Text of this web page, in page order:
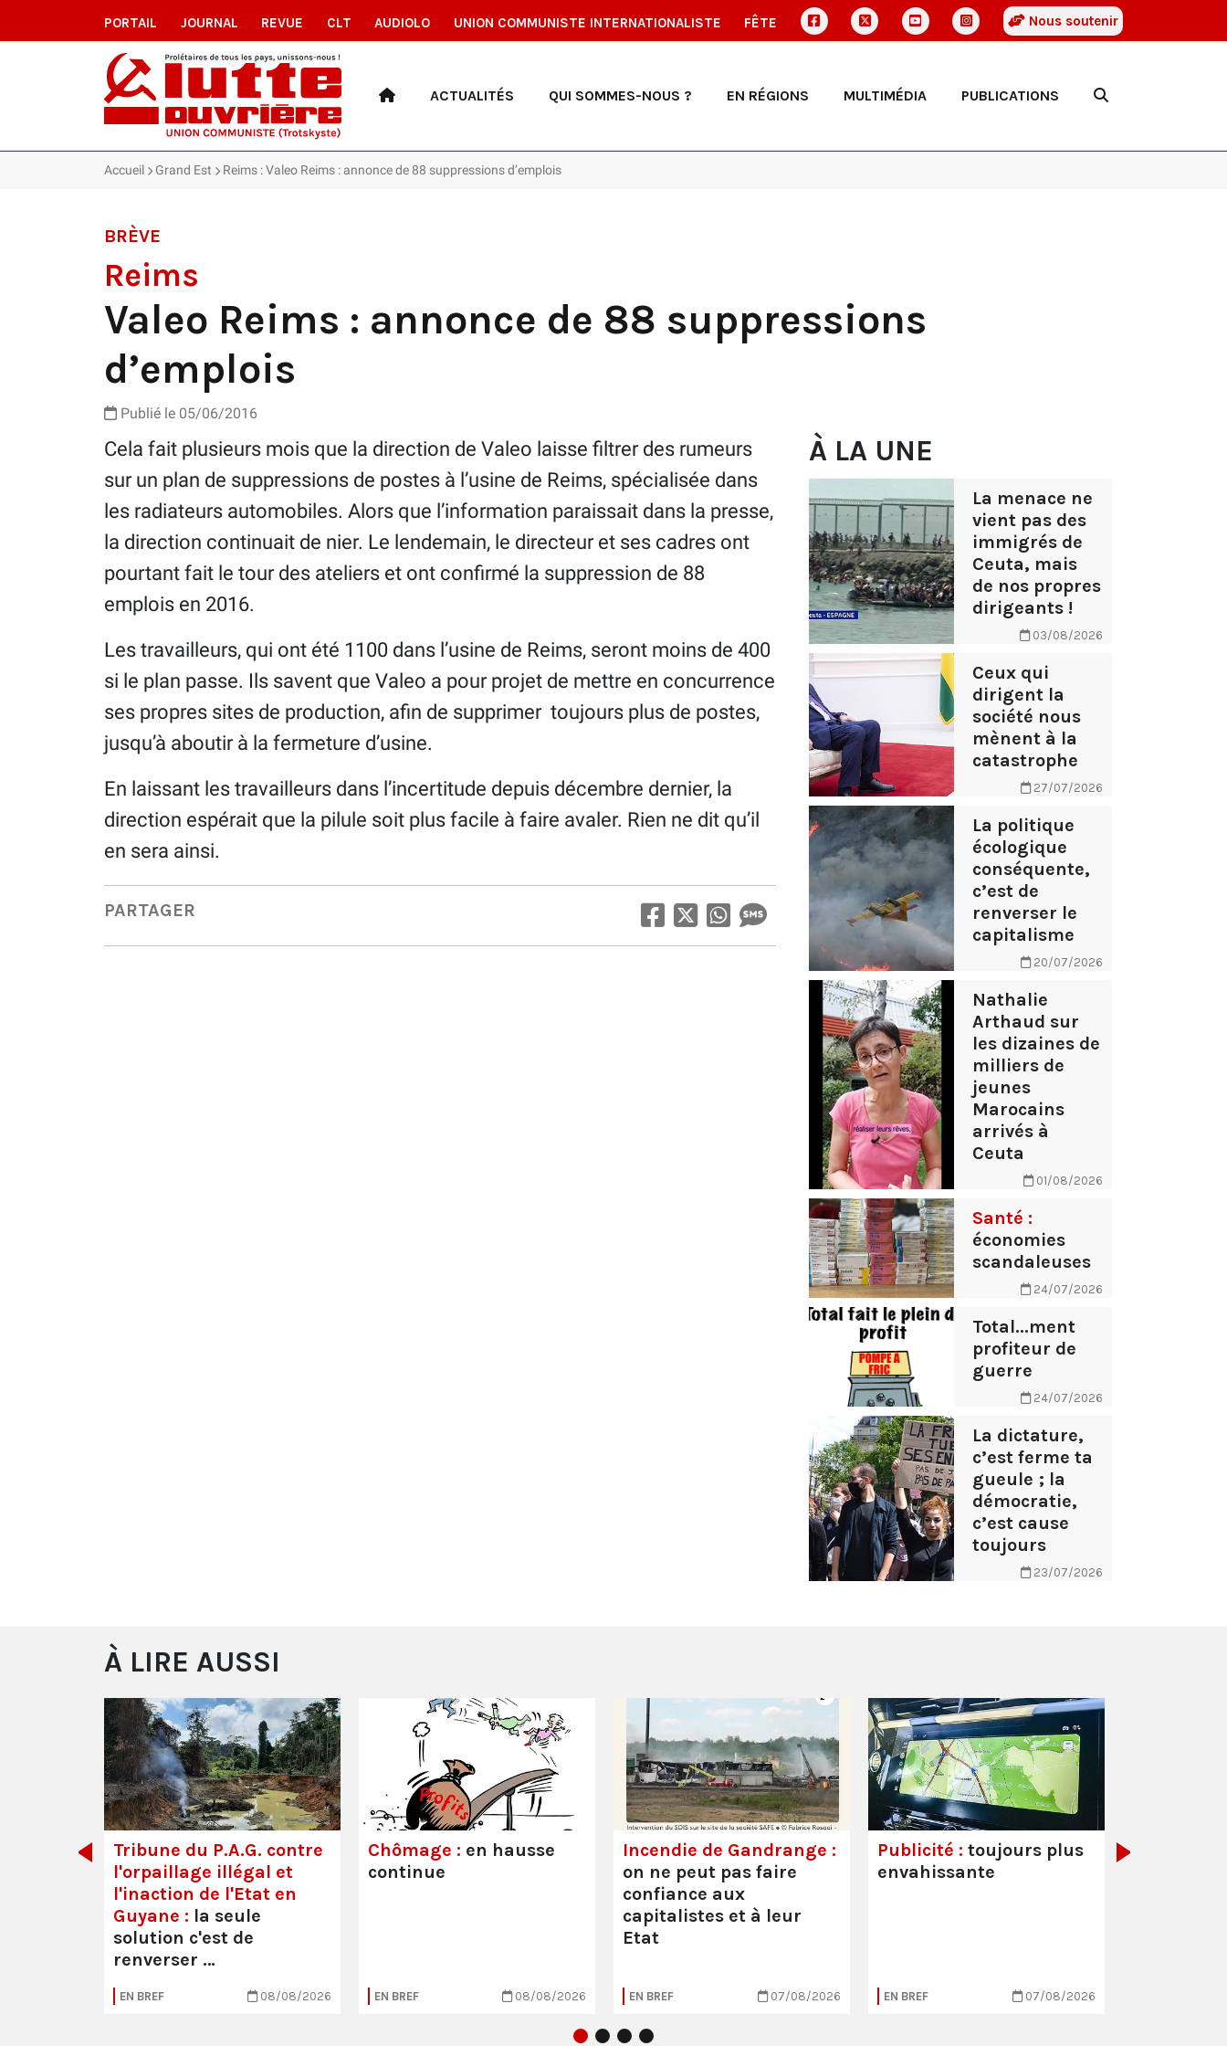
PORTAIL JOURNAL REVUE CLT AUDIOLO UNION COMMUNISTE INTERNATIONALISTE FÊTE Nous soutenir
ACTUALITÉS QUI SOMMES-NOUS ? EN RÉGIONS MULTIMÉDIA PUBLICATIONS
Accueil Grand Est Reims : Valeo Reims : annonce de 88 suppressions d’emplois
BRÈVE
Reims
Valeo Reims : annonce de 88 suppressions
d’emplois
Publié le 05/06/2016
Cela fait plusieurs mois que la direction de Valeo laisse filtrer des rumeurs
sur un plan de suppressions de postes à l’usine de Reims, spécialisée dans
les radiateurs automobiles. Alors que l’information paraissait dans la presse,
la direction continuait de nier. Le lendemain, le directeur et ses cadres ont
pourtant fait le tour des ateliers et ont confirmé la suppression de 88
emplois en 2016.
Les travailleurs, qui ont été 1100 dans l’usine de Reims, seront moins de 400
si le plan passe. Ils savent que Valeo a pour projet de mettre en concurrence
ses propres sites de production, afin de supprimer toujours plus de postes,
jusqu’à aboutir à la fermeture d’usine.
En laissant les travailleurs dans l’incertitude depuis décembre dernier, la
direction espérait que la pilule soit plus facile à faire avaler. Rien ne dit qu’il
en sera ainsi.
PARTAGER
À LA UNE
La menace ne
vient pas des
immigrés de
Ceuta, mais
de nos propres
dirigeants !
03/08/2026
Ceux qui
dirigent la
société nous
mènent à la
catastrophe
27/07/2026
La politique
écologique
conséquente,
c’est de
renverser le
capitalisme
20/07/2026
Nathalie
Arthaud sur
les dizaines de
milliers de
jeunes
Marocains
arrivés à
Ceuta
01/08/2026
Santé :
économies
scandaleuses
24/07/2026
Total...ment
profiteur de
guerre
24/07/2026
La dictature,
c’est ferme ta
gueule ; la
démocratie,
c’est cause
toujours
23/07/2026
À LIRE AUSSI
Tribune du P.A.G. contre
l'orpaillage illégal et
l'inaction de l'Etat en
Guyane : la seule
solution c'est de
renverser …
EN BREF 08/08/2026
Chômage : en hausse
continue
EN BREF 08/08/2026
Incendie de Gandrange :
on ne peut pas faire
confiance aux
capitalistes et à leur
Etat
EN BREF 07/08/2026
Publicité : toujours plus
envahissante
EN BREF 07/08/2026